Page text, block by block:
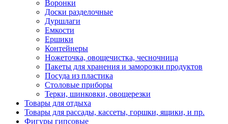
Воронки
Доски разделочные
Дуршлаги
Емкости
Ершики
Контейнеры
Ножеточка, овощечистка, чесночница
Пакеты для хранения и заморозки продуктов
Посуда из пластика
Столовые приборы
Терки, шинковки, овощерезки
Товары для отдыха
Товары для рассады, кассеты, горшки, ящики, и пр.
Фигуры гипсовые